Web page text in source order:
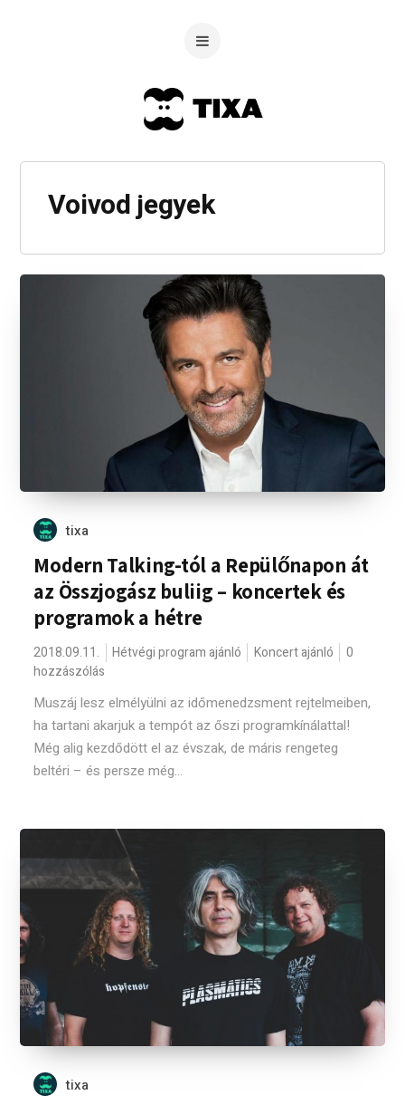
Voivod jegyek
tixa
Modern Talking-tól a Repülőnapon át
az Összjogász buliig – koncertek és
programok a hétre
2018.09.11. Hétvégi program ajánló Koncert ajánló
0
hozzászólás
Muszáj lesz elmélyülni az időmenedzsment rejtelmeiben,
ha tartani akarjuk a tempót az őszi programkínálattal!
Még alig kezdődött el az évszak, de máris rengeteg
beltéri – és persze még...
tixa